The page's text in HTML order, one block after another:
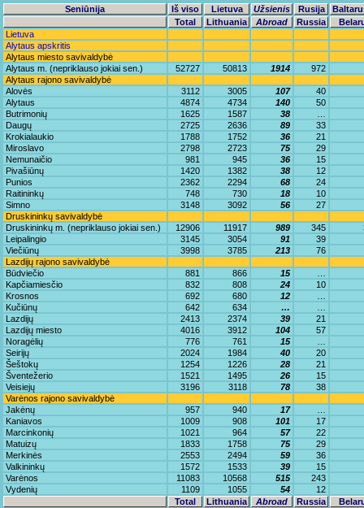
Seniūnija Iš viso Lietuva Užsienis Rusija
Total
Lithuania Abroad Russia
Lietuva
Alytaus apskritis
Alytaus miesto savivaldybė
Alytaus m. (nepriklauso jokiai sen.)
52727 50813 1914
972
Alytaus rajono savivaldybė
Alovės
3112 3005 107
40
Alytaus
4874 4734 140
50
Butrimonių
1625 1587 38
Daugų
2725 2636 89
33
Krokialaukio
1788 1752 36
21
Miroslavo
2798 2723 75
29
Nemunaičio
981 945 36
15
Pivašiūnų
1420 1382 38
12
Punios
2362 2294 68
24
Raitininkų
748 730 18
10
Simno
3148 3092 56
27
Druskininkų savivaldybė
Druskininkų m. (nepriklauso jokiai sen.)
12906 11917 989 345
Leipalingio
3145 3054 91
39
Viečiūnų
3998 3785 213
76
Lazdijų rajono savivaldybė
Būdviečio
881 866 15
Kapčiamiesčio
832 808 24
10
Krosnos
692 680 12
Kučiūnų
642 634 …
Lazdijų
2413 2374 39
21
Lazdijų miesto
4016 3912 104
57
Noragėlių
776 761 15
Seirijų
2024 1984 40
20
Šeštokų
1254 1226 28
21
Šventežerio
1521 1495 26
15
Veisiejų
3196 3118 78
38
Varėnos rajono savivaldybė
Jakėnų
957 940 17
Kaniavos
1009 908 101
17
Marcinkonių
1021 964 57
22
Matuizų
1833 1758 75
29
Merkinės
2553 2494 59
36
Valkininkų
1572 1533 39
15
Varėnos
11083 10568 515 243
Vydenių
1109 1055 54
12
Total
Lithuania Abroad Russia